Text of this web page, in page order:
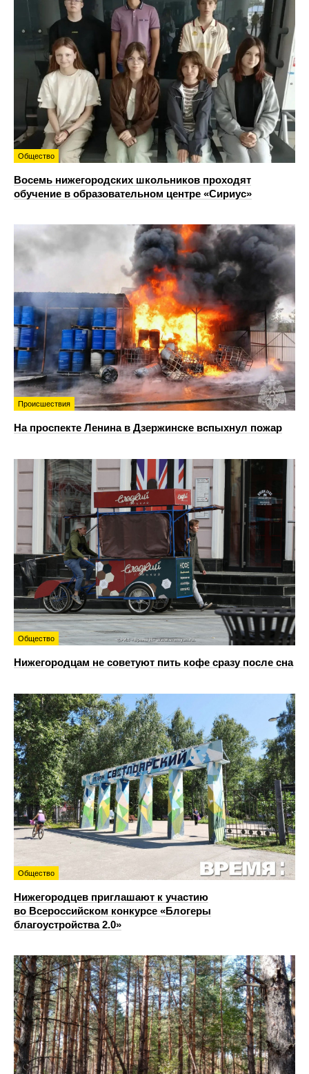
Общество
Восемь нижегородских школьников проходят
обучение в образовательном центре «Сириус»
Происшествия
На проспекте Ленина в Дзержинске вспыхнул пожар
Общество
Нижегородцам не советуют пить кофе сразу после сна
Общество
Нижегородцев приглашают к участию
во Всероссийском конкурсе «Блогеры
благоустройства 2.0»